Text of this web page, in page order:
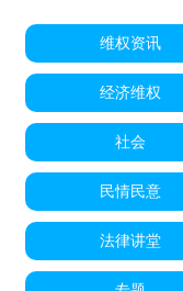
维权资讯
经济维权
社会
民情民意
法律讲堂